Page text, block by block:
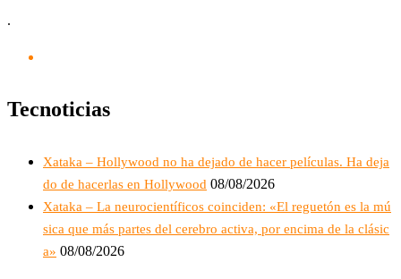
.
Tecnoticias
Xataka – Hollywood no ha dejado de hacer películas. Ha deja
do de hacerlas en Hollywood 08/08/2026
Xataka – La neurocientíficos coinciden: «El reguetón es la mú
sica que más partes del cerebro activa, por encima de la clásic
a» 08/08/2026